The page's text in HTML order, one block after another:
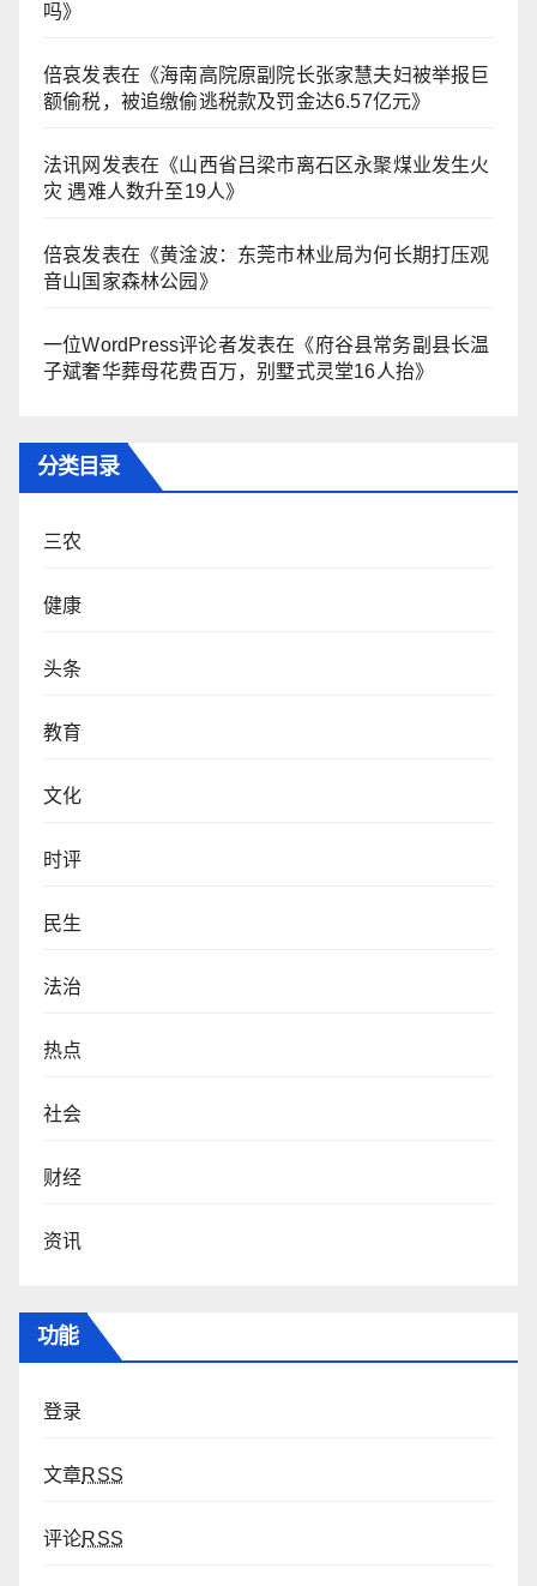
吗》
倍哀发表在《海南高院原副院长张家慧夫妇被举报巨
额偷税，被追缴偷逃税款及罚金达6.57亿元》
法讯网 发表在《山西省吕梁市离石区永聚煤业发生火
灾 遇难人数升至19人》
倍哀发表在《黄淦波：东莞市林业局为何长期打压观
音山国家森林公园 》
一位WordPress评论者发表在《府谷县常务副县长温
子斌奢华葬母花费百万，别墅式灵堂16人抬》
分类目录
三农
健康
头条
教育
文化
时评
民生
法治
热点
社会
财经
资讯
功能
登录
文章RSS
评论RSS